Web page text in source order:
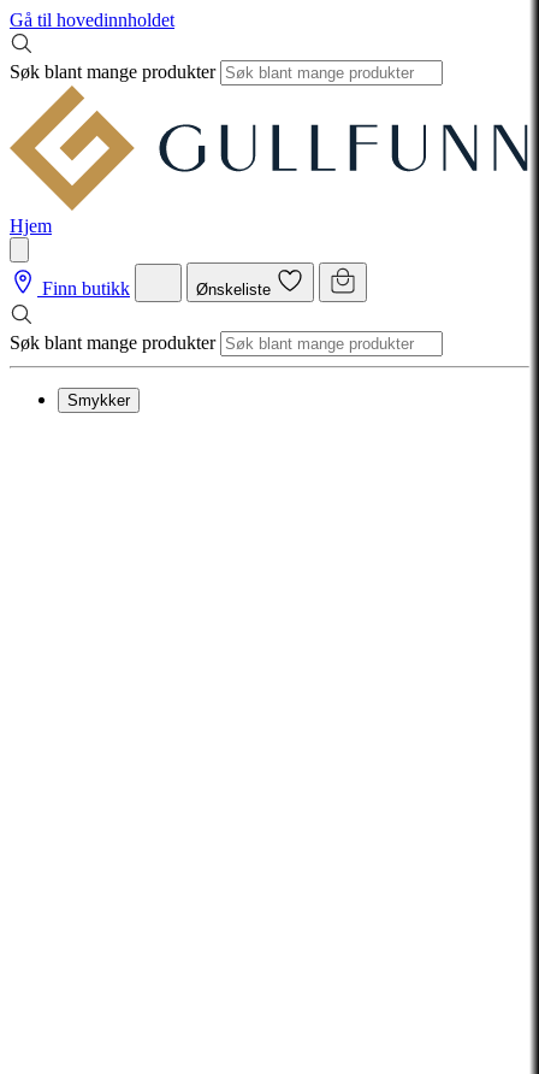
Gå til hovedinnholdet
Søk blant mange produkter
Hjem
Finn butikk Ønskeliste
Søk blant mange produkter
Smykker